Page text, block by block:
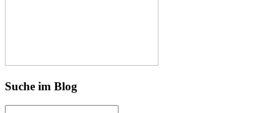
Suche im Blog